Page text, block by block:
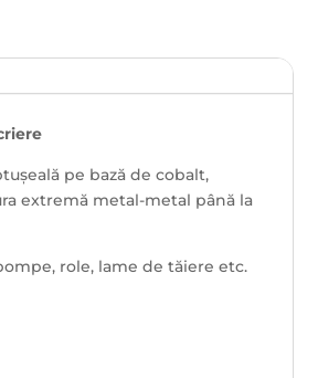
pe bază de cobalt,
extremă metal-metal până la
role, lame de tăiere etc.